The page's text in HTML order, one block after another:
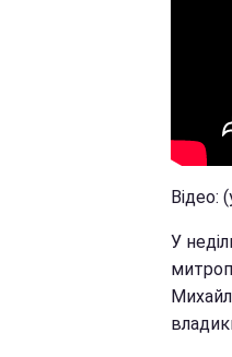
Відео:
У